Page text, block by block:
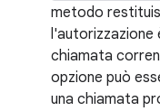
metodo
l'autorizzazione
chiamata
opzione può
una chiamata